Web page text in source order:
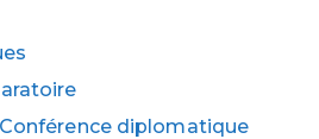
diplomatique